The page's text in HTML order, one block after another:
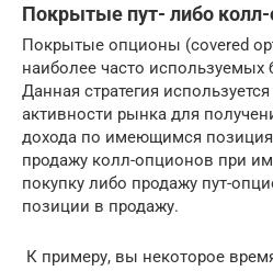
Покрытые пут- либо
Покрытые опционы (covered
наиболее часто используемых
Данная стратегия
активности рынка для
дохода по имеющимся
продажу колл-опционов при
покупку либо продажу пут-
позиции в продажу.
К примеру, вы некоторое